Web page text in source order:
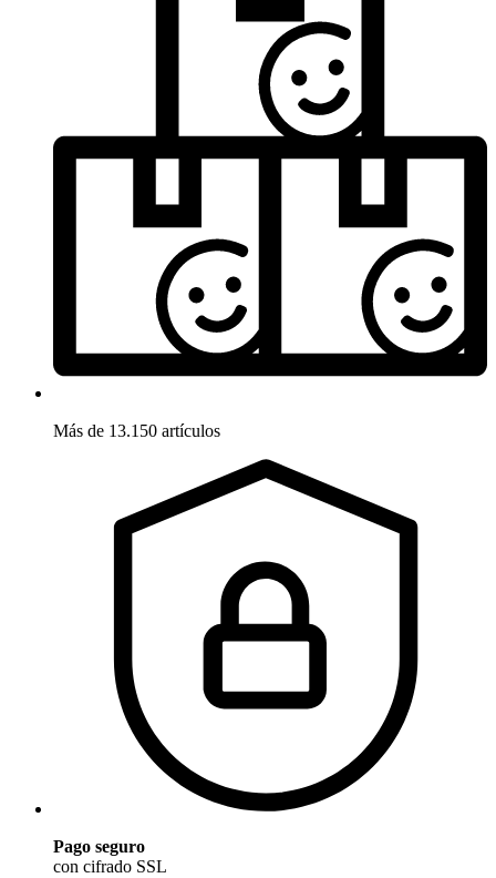
Más de 13.150 artículos
Pago seguro
con cifrado SSL